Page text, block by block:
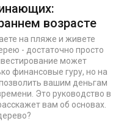
возрасте
на пляже и живете
- достаточно просто
может
финансовые гуру, но на
вашим деньгам
Это руководство в
вам об основах.